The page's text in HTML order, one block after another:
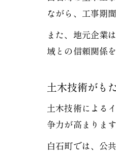
ながら、工事期
また、地元企業
域との信頼関係
土木技術がも
土木技術による
争力が高まりま
白石町では、公